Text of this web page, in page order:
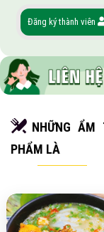
Đăng ký thành viên
NHỮNG ẨM
PHẨM LÀ